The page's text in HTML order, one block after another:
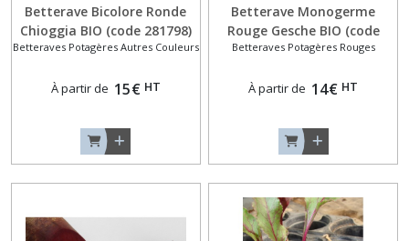
Betterave Bicolore Ronde
Chioggia BIO (code 281798)
Betteraves Potagères Autres Couleurs
À partir de 15€ HT
Betterave Monogerme
Rouge Gesche BIO (code
287070)
Betteraves Potagères Rouges
À partir de 14€ HT
Navets
Rutabagas
(2)
Choux
Echalotes
Echalions
(2)